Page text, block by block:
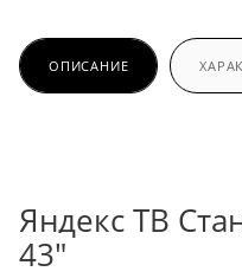
ОПИСАНИЕ
Яндекс ТВ
43"